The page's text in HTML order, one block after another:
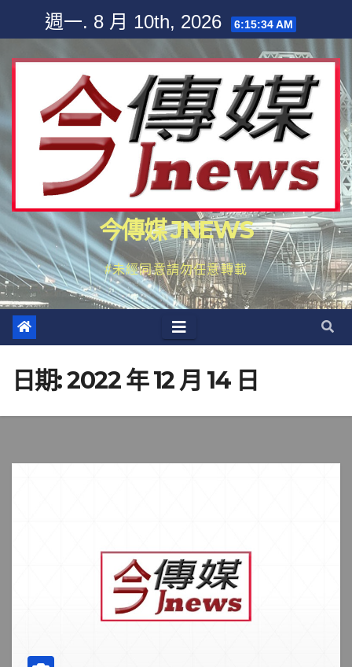
content
週一. 8 月 10th, 2026 6:15:35 AM
今傳媒 JNEWS
#未經同意請勿任意轉載
日期:2022 年 12 月 14 日